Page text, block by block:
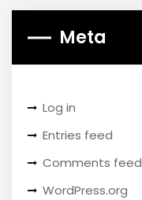
Meta
Log in
Entries feed
Comments feed
WordPress.org